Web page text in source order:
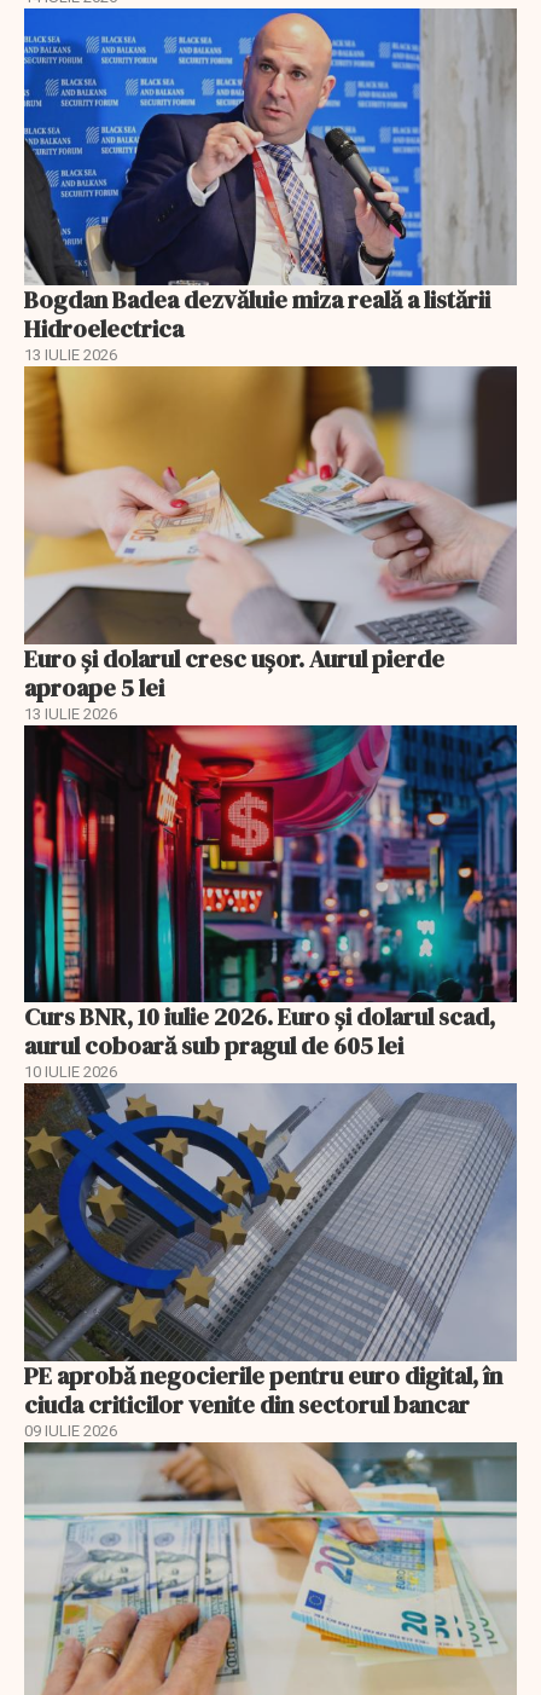
Bogdan Badea dezvăluie miza reală a listării
Hidroelectrica
13 IULIE 2026
Euro și dolarul cresc ușor. Aurul pierde
aproape 5 lei
13 IULIE 2026
Curs BNR, 10 iulie 2026. Euro și dolarul scad,
aurul coboară sub pragul de 605 lei
10 IULIE 2026
PE aprobă negocierile pentru euro digital, în
ciuda criticilor venite din sectorul bancar
09 IULIE 2026